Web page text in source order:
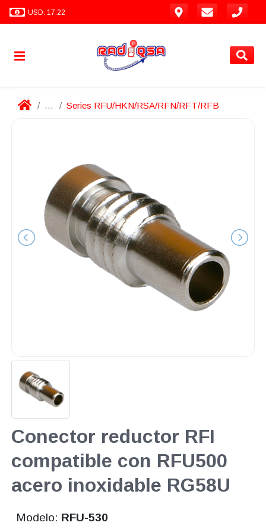
USD: 17.22
... Series RFU/HKN/RSA/RFN/RFT/RFB
Conector reductor RFI
compatible con RFU500
acero inoxidable RG58U
Modelo: RFU-530